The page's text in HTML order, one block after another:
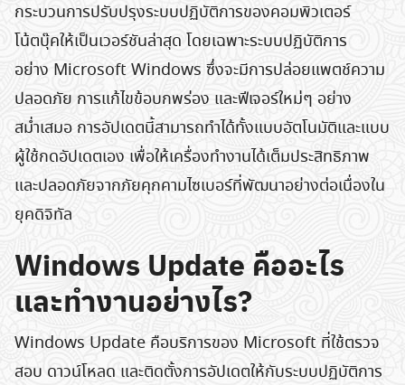
กระบวนการปรับปรุงระบบปฏิบัติการของคอมพิวเตอร์
โน้ตบุ๊คให้เป็นเวอร์ชันล่าสุด โดยเฉพาะระบบปฏิบัติการ
อย่าง Microsoft Windows ซึ่งจะมีการปล่อยแพตช์ความ
ปลอดภัย การแก้ไขข้อบกพร่อง และฟีเจอร์ใหม่ๆ อย่าง
สม่ำเสมอ การอัปเดตนี้สามารถทำได้ทั้งแบบอัตโนมัติและแบบ
ผู้ใช้กดอัปเดตเอง เพื่อให้เครื่องทำงานได้เต็มประสิทธิภาพ
และปลอดภัยจากภัยคุกคามไซเบอร์ที่พัฒนาอย่างต่อเนื่องใน
ยุคดิจิทัล
Windows Update คืออะไร
และทำงานอย่างไร?
Windows Update คือบริการของ Microsoft ที่ใช้ตรวจ
สอบ ดาวน์โหลด และติดตั้งการอัปเดตให้กับระบบปฏิบัติการ